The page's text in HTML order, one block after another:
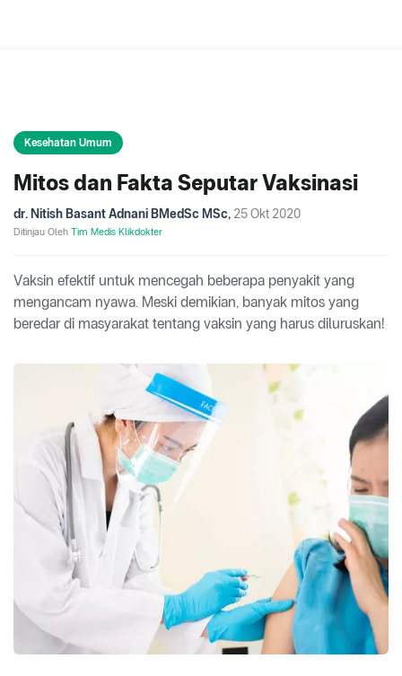
Kesehatan Umum
Mitos dan Fakta Seputar Vaksinasi
dr. Nitish Basant Adnani BMedSc MSc, 25 Okt 2020
Ditinjau Oleh Tim Medis Klikdokter
Vaksin efektif untuk mencegah beberapa penyakit yang
mengancam nyawa. Meski demikian, banyak mitos yang
beredar di masyarakat tentang vaksin yang harus diluruskan!